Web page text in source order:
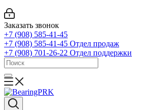
Заказать звонок
+7 (908) 585-41-45
+7 (908) 585-41-45 Отдел продаж
+7 (908) 701-26-22 Отдел поддержки